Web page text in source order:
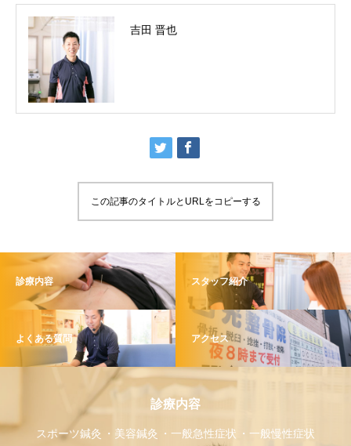
吉田 晋也
この記事のタイトルとURLをコピーする
診療内容 スタッフ紹介
よくある質問 アクセス
診療内容
スポーツ鍼灸 美容鍼灸 一般急性症状 一般慢性症状